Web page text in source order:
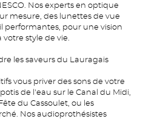
Nos experts en optique
mesure, des lunettes de vue
performantes, pour une vision
style de vie.
les saveurs du Lauragais
vous priver des sons de votre
de l'eau sur le Canal du Midi,
du Cassoulet, ou les
Nos audioprothésistes